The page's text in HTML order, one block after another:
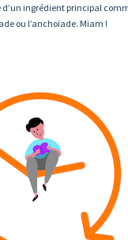
d’un ingrédient principal
ou l’anchoïade. Miam !